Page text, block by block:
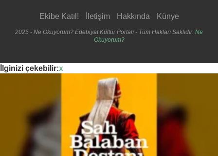
Ekibe Katıl! İletişim Hakkında Künye
2025 - Ne Okuyorum? Edebiyat Kültür Portalı - Tüm Hakları Saklıdır. Ne
Okuyorum?
İlginizi çekebilir:x